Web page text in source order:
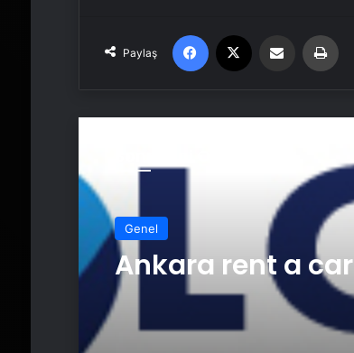
Paylaş
Facebook Email'den paylaş
Genel
Ankara rent a car